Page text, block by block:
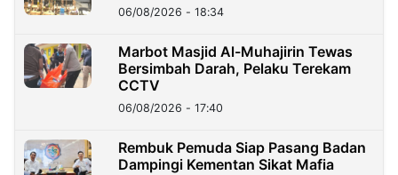
06/08/2026 - 18:34
Marbot Masjid Al-Muhajirin Tewas
Bersimbah Darah, Pelaku Terekam
CCTV
06/08/2026 - 17:40
Rembuk Pemuda Siap Pasang Badan
Dampingi Kementan Sikat Mafia